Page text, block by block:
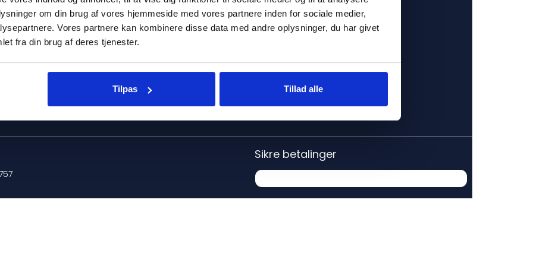
om din brug af vores hjemmeside med vores partnere inden for sociale medier,
Vores partnere kan kombinere disse data med andre oplysninger, du har givet
fra din brug af deres tjenester.
Tilpas Tillad alle
Privatlivspolitik
Generelle købsbetingelser
Følg os på
Sikre betalinger